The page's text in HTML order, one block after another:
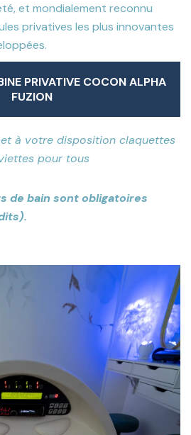
et mondialement reconnu
privatives les plus innovantes
PRIVATIVE COCON ALPHA
FUZION
PRIVATIVE COCON ALPHA
à votre disposition claquettes
pour tous
de bain sont obligatoires